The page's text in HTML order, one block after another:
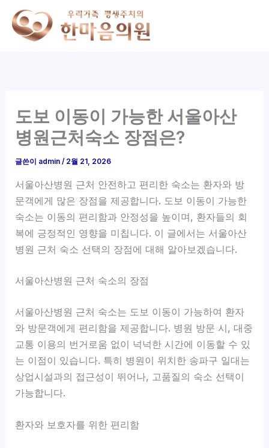
도보 이동이 가능한 서울아산
병원근처숙소 장점은?
글쓴이 admin/ 2월 21, 2026
서울아산병원 근처 안전하고 편리한 숙소는 환자와 방
문객에게 많은 장점을 제공합니다. 도보 이동이 가능한
숙소는 이동의 편리함과 안정성을 높이며, 환자들의 회
복에 긍정적인 영향을 미칩니다. 이 글에서는 서울아산
병원 근처 숙소 선택의 장점에 대해 알아보겠습니다.
서울아산병원 근처 숙소의 장점
서울아산병원 근처 숙소는 도보 이동이 가능하여 환자
와 방문객에게 편리함을 제공합니다. 병원 방문 시, 대중
교통 이용의 번거로움 없이 넉넉한 시간에 이동할 수 있
는 이점이 있습니다. 특히 병원이 위치한 송파구 일대는
상업시설과의 접근성이 뛰어나, 고품질의 숙소 선택이
가능합니다.
환자와 보호자를 위한 편리함